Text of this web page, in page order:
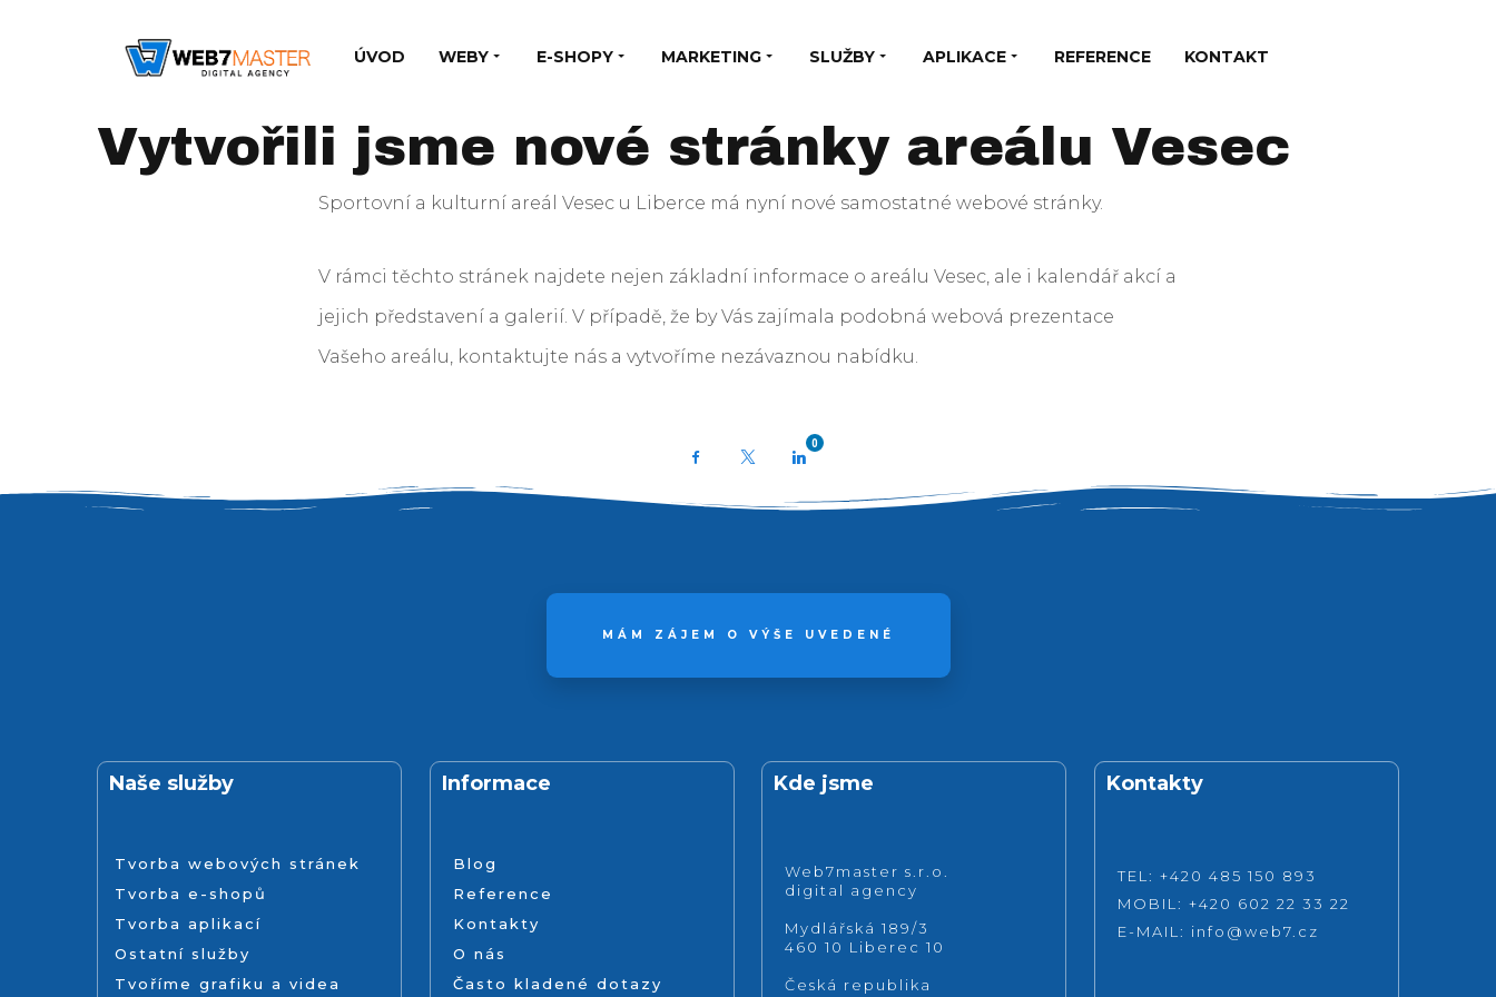
ÚVOD WEBY E-SHOPY MARKETING SLUŽBY APLIKACE REFERENCE KONTAKT
Vytvořili jsme nové stránky areálu Vesec
Sportovní a kulturní areál Vesec u Liberce má nyní nové samostatné webové stránky.
V rámci těchto stránek najdete nejen základní informace o areálu Vesec, ale i kalendář akcí a
jejich představení a galerií. V případě, že by Vás zajímala podobná webová prezentace
Vašeho areálu, kontaktujte nás a vytvoříme nezávaznou nabídku.
Facebook
0
MÁM ZÁJEM O VÝŠE UVEDENÉ
Naše služby
Tvorba webových stránek
Tvorba e-shopů
Tvorba aplikací
Ostatní služby
Tvoříme grafiku a videa
Informace
Blog
Reference
Kontakty
O nás
Často kladené dotazy
Kde jsme
Web7master s.r.o.
digital agency
Mydlářská 189/3
460 10 Liberec 10
Česká republika
Kontakty
TEL: +420 485 150 893
MOBIL: +420 602 22 33 22
E-MAIL: info@web7.cz